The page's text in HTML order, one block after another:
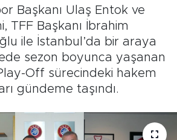
Başkanı Ulaş Entok ve
TFF Başkanı İbrahim
ile İstanbul’da bir araya
sezon boyunca yaşanan
Off sürecindeki hakem
gündeme taşındı.